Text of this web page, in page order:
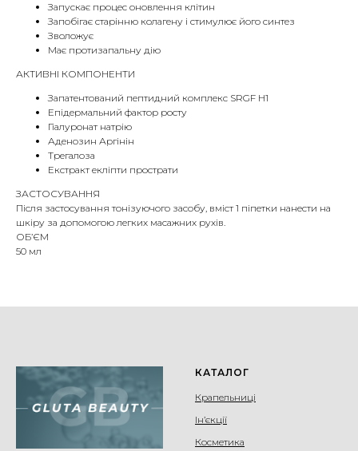
Запускає процес оновлення клітин
Запобігає старінню колагену і стимулює його синтез
Зволожує
Має протизапальну дію
АКТИВНІ КОМПОНЕНТИ
Запатентований пептидний комплекс SRGF H1
Епідермальний фактор росту
Гіалуронат натрію
Аденозин Аргінін
Трегалоза
Екстракт екліпти прострати
ЗАСТОСУВАННЯ
Після застосування тонізуючого засобу, вміст 1 піпетки нанести на
шкіру за допомогою легких масажних рухів.
ОБ’ЄМ
50 мл
КАТАЛОГ
Крапельниці
Ін’єкції
Косметика